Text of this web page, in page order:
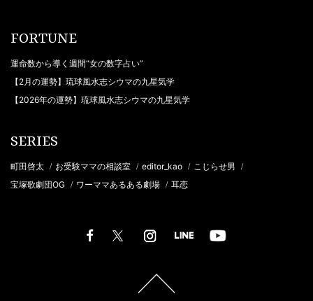
FORTUNE
運命数から導く週間“女の数字占い”
【2月の運勢】琉球風水志シウマの九星気学
【2026年の運勢】琉球風水志シウマの九星気学
SERIES
町田啓太 / お受験ママの相談室 / editor_kao / こじらせ男 /
宝塚歌劇団OG / ワーママあるある劇場 / 耳恋